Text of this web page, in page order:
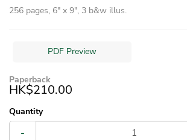
256 pages, 6″ x 9″, 3 b&w illus.
PDF Preview
Paperback
HK$210.00
Quantity
-